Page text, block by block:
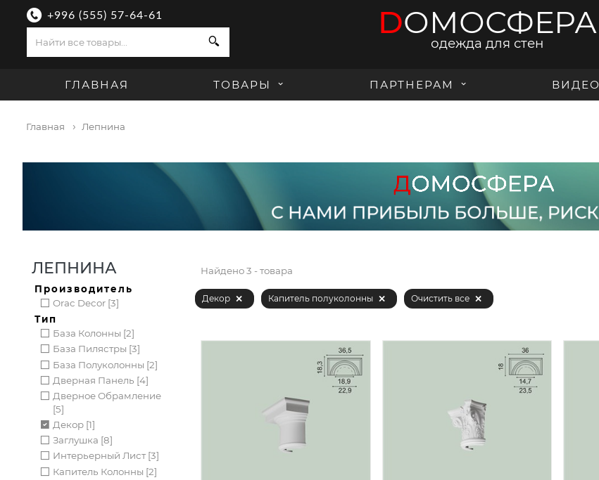
+996 (555) 57-64-61
DОМОСФЕРА
одежда для стен
ГЛАВНАЯ ТОВАРЫ ПАРТНЕРАМ
Главная Лепнина
ЛЕПНИНА
Производитель
Orac Decor [3]
Тип
База Колонны [2]
База Пилястры [3]
База Полуколонны [2]
Дверная Панель [4]
Дверное Обрамление
[5]
Декор [1]
Заглушка [8]
Интерьерный Лист [3]
Капитель Колонны [2]
Найдено3 - товара
Декор Капитель полуколонны Очистить все